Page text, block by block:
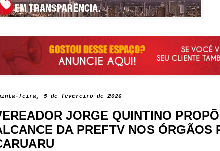
feira, 5 de fevereiro de 2026
JORGE QUINTINO
DA PREFTV NOS ÓRGÃOS